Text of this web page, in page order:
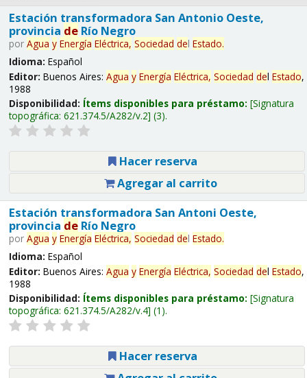
Estación transformadora San Antonio Oeste,
provincia deRío Negro
por Agua y Energía Eléctrica, Sociedad del Estado.
Idioma: Español
Editor: Buenos Aires: Agua y Energía Eléctrica, Sociedad del Estado,
1988
Disponibilidad: Ítems disponibles para préstamo: Signatura
topográfica: 621.374.5/A282/v.2 (3).
Hacer reserva
Agregar al carrito
Estación transformadora San Antoni Oeste,
provincia deRío Negro
por Agua y Energía Eléctrica, Sociedad del Estado.
Idioma: Español
Editor: Buenos Aires: Agua y Energía Eléctrica, Sociedad del Estado,
1988
Disponibilidad: Ítems disponibles para préstamo: Signatura
topográfica: 621.374.5/A282/v.4 (1).
Hacer reserva